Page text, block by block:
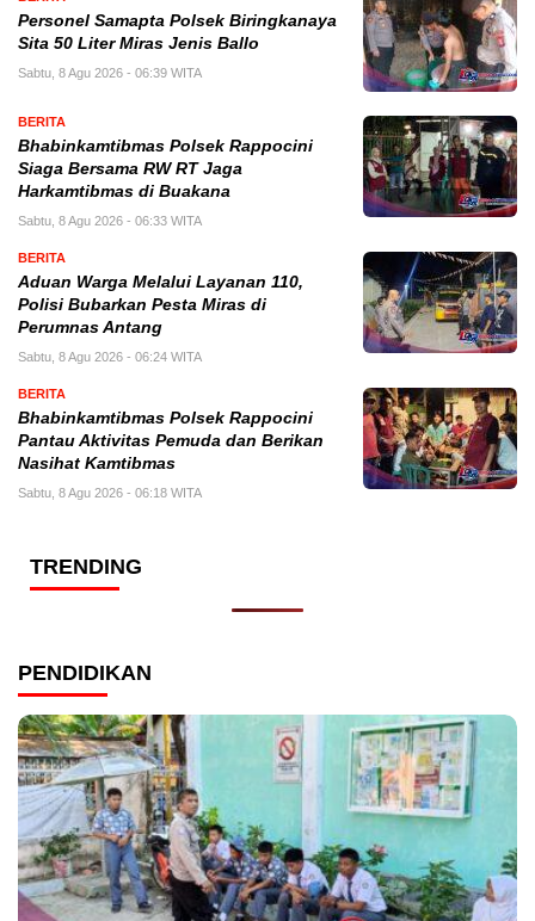
Personel Samapta Polsek Biringkanaya
Sita 50 Liter Miras Jenis Ballo
Sabtu, 8 Agu 2026 - 06:39 WITA
BERITA
Bhabinkamtibmas Polsek Rappocini
Siaga Bersama RW RT Jaga
Harkamtibmas di Buakana
Sabtu, 8 Agu 2026 - 06:33 WITA
BERITA
Aduan Warga Melalui Layanan 110,
Polisi Bubarkan Pesta Miras di
Perumnas Antang
Sabtu, 8 Agu 2026 - 06:24 WITA
BERITA
Bhabinkamtibmas Polsek Rappocini
Pantau Aktivitas Pemuda dan Berikan
Nasihat Kamtibmas
Sabtu, 8 Agu 2026 - 06:18 WITA
TRENDING
PENDIDIKAN